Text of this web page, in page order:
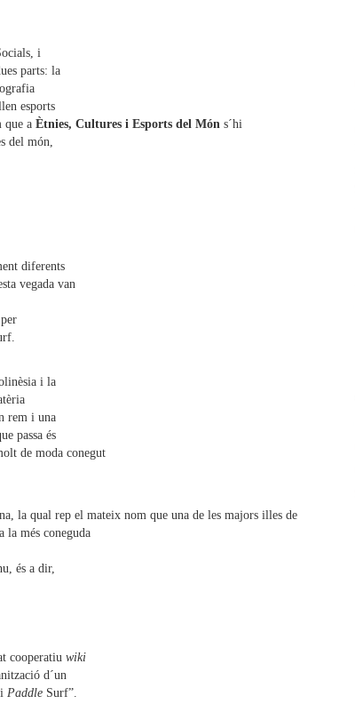
i
parts: la
esports
que a Ètnies, Cultures i Esports del Món s´hi
del món,
diferents
vegada van
i la
rem i una
passa és
de moda conegut
la qual rep el mateix nom que una de les majors illes de
la més coneguda
és a dir,
cooperatiu wiki
d´un
Paddle Surf”.